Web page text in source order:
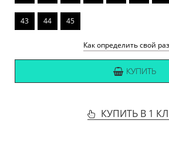
43 44 45
Как определить свой
КУПИТЬ
КУПИТЬ В 1